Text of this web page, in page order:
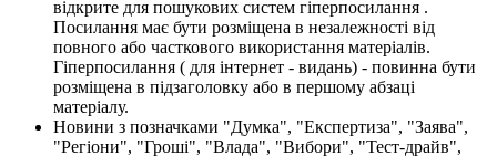
відкрите для пошукових систем гіперпосилання .
Посилання має бути розміщена в незалежності від
повного або часткового використання матеріалів.
Гіперпосилання ( для інтернет - видань) - повинна бути
розміщена в підзаголовку або в першому абзаці
матеріалу.
Новини з позначками "Думка", "Експертиза", "Заява",
"Регіони", "Гроші", "Влада", "Вибори", "Тест-драйв",